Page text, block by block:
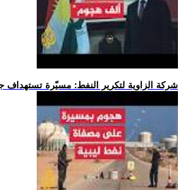
.. شركة الزاوية لتكرير النفط: مسيّرة